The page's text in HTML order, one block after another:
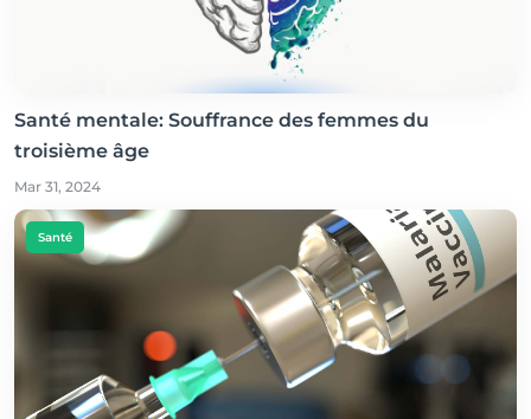
Santé mentale: Souffrance des femmes du
troisième âge
Mar 31, 2024
Santé